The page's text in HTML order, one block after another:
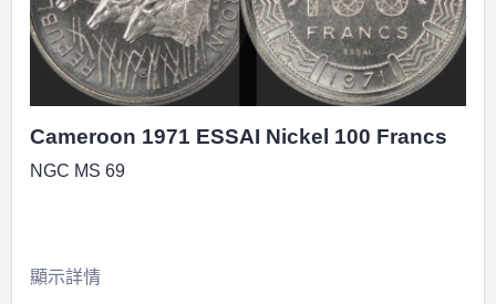
Cameroon 1971 ESSAI Nickel 100 Francs
NGC MS 69
顯示詳情